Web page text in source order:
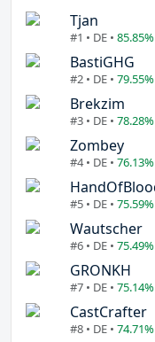
Tjan
#1 • DE • 85.85%
BastiGHG
#2 • DE • 79.55%
Brekzim
#3 • DE • 78.28%
Zombey
#4 • DE • 76.13%
#5 • DE • 75.59%
Wautscher
#6 • DE • 75.49%
GRONKH
#7 • DE • 75.14%
CastCrafter
#8 • DE • 74.71%